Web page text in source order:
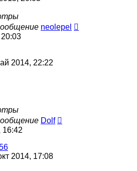
neolepel
2014, 22:22
Dolf
16:42
2014, 17:08